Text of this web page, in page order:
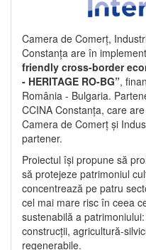
Camera de Comerț,
Constanța are în
friendly cross-border
- HERITAGE RO-BG”,
România - Bulgaria.
CCINA Constanța, care
Camera de Comerț și
partener.
Proiectul își propune să
să protejeze patrimoniul
concentrează pe patru
cel mai mare risc în ceea
sustenabilă a
construcții, agricultură-
regenerabile.